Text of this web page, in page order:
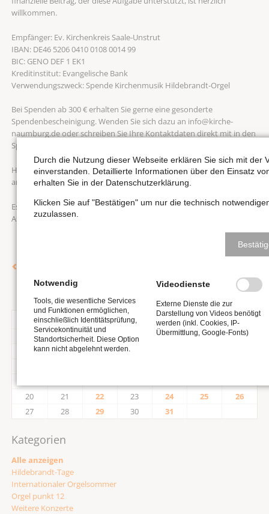
willkommen.
Empfänger: Ev. Kirchenkreis Saale-Unstrut
IBAN: DE46 5206 0410 0108 0014 99
BIC: GENO DEF 1 EK1
Kreditinstitut: Evangelische Bank
Verwendungszweck: Spende Kirchenmusik Hildebrandt-Orgel
Bei Spenden ab 300 € erhalten Sie gerne eine gesonderte
Spendenbescheinigung. Wenden Sie sich dazu an info@kirche-
naumburg.de oder schreiben Sie Ihre Kontaktdaten direkt mit in den
Spendenzweck.
Haben Sie herzlichen Dank für Ihre Unterstützung und Ihr Interesse
an der Hildebrandt-Orgel!
Es grüßen herzlich – Ihr Wenzelsorganist Nicolas Berndt und
Assistenzorganisten Mirjam Laetitia Haag
Juli 2026 >
MO DI MI DO FR SA SO
1
20
21 22 23 24 25
26
27
28 29 30 31
Kategorien
Alle anzeigen
Hildebrandt-Tage
Internationaler Orgelsommer
Orgel punkt 12
Weitere Konzerte
Durch die Nutzung dieser Webseite erklären Sie sich mit der
einverstanden. Detaillierte Informationen über den Einsatz
erhalten Sie in der Datenschutzerklärung.
Klicken Sie auf "Bestätigen" um nur die technisch
zuzulassen.
Notwendig
Tools, die wesentliche Services
und Funktionen ermöglichen,
einschließlich Identitätsprüfung,
Servicekontinuität und
Standortsicherheit. Diese Option
kann nicht abgelehnt werden.
Videodienste
Externe Dienste die zur
Darstellung von Videos benötigt
werden (inkl. Cookies, IP-
Übermittlung, Google-Fonts)